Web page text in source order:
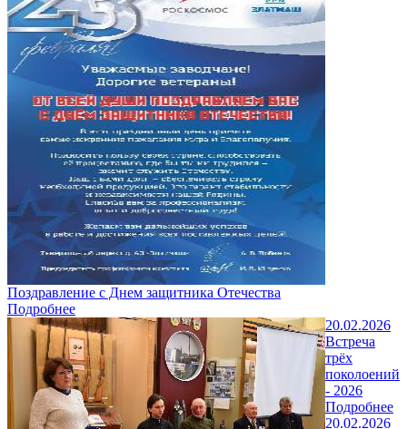
Поздравление с Днем защитника Отечества
Подробнее
20.02.2026
Встреча
трёх
поколоений
- 2026
Подробнее
20.02.2026